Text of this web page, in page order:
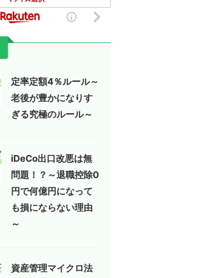
定率定額4％ルール～
老後が豊かになりす
ぎる究極のルール～
iDeCo出口改悪は無
問題！？～退職控除0
円で何億円になって
も損にならない理由
～
資産管理マイクロ法